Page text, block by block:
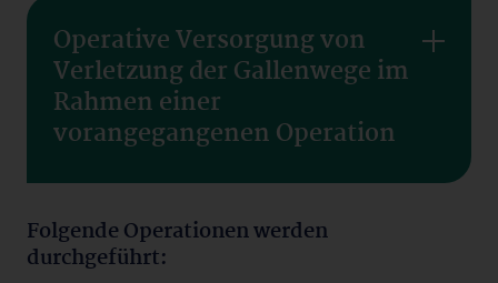
Operative Versorgung von
Verletzung der Gallenwege im
Rahmen einer
vorangegangenen Operation
Folgende Operationen werden
durchgeführt: